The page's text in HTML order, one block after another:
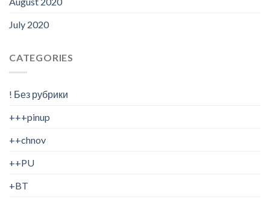
July 2020
CATEGORIES
! Без рубрики
+++pinup
++chnov
++PU
+BT